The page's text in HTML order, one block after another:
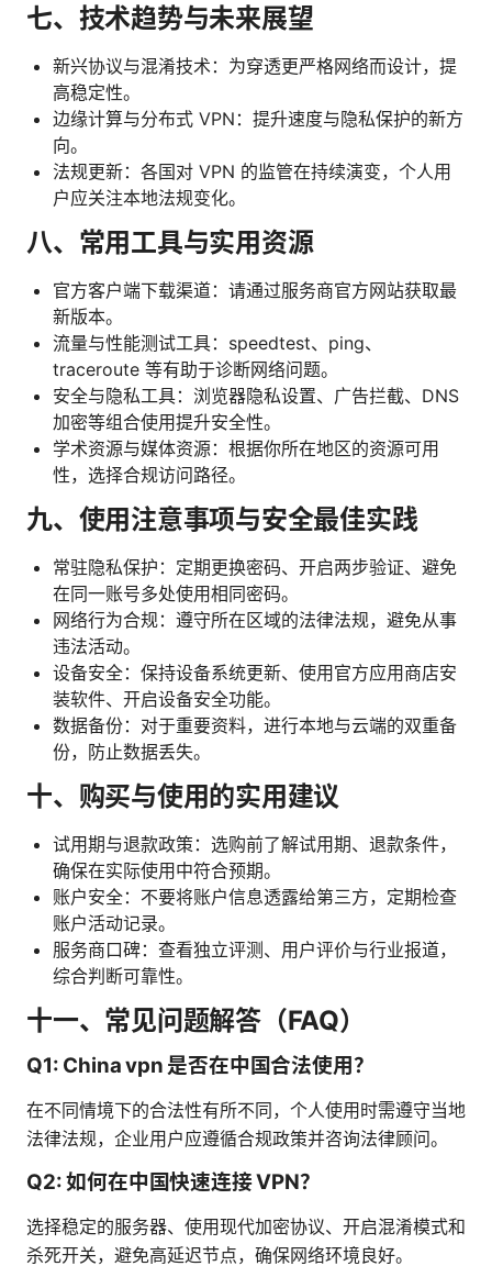
七、技术趋势与未来展望
新兴协议与混淆技术：为穿透更严格网络而设计，提
高稳定性。
边缘计算与分布式 VPN：提升速度与隐私保护的新方
向。
法规更新：各国对 VPN 的监管在持续演变，个人用
户应关注本地法规变化。
八、常用工具与实用资源
官方客户端下载渠道：请通过服务商官方网站获取最
新版本。
流量与性能测试工具：speedtest、ping、
traceroute 等有助于诊断网络问题。
安全与隐私工具：浏览器隐私设置、广告拦截、DNS
加密等组合使用提升安全性。
学术资源与媒体资源：根据你所在地区的资源可用
性，选择合规访问路径。
九、使用注意事项与安全最佳实践
常驻隐私保护：定期更换密码、开启两步验证、避免
在同一账号多处使用相同密码。
网络行为合规：遵守所在区域的法律法规，避免从事
违法活动。
设备安全：保持设备系统更新、使用官方应用商店安
装软件、开启设备安全功能。
数据备份：对于重要资料，进行本地与云端的双重备
份，防止数据丢失。
十、购买与使用的实用建议
试用期与退款政策：选购前了解试用期、退款条件，
确保在实际使用中符合预期。
账户安全：不要将账户信息透露给第三方，定期检查
账户活动记录。
服务商口碑：查看独立评测、用户评价与行业报道，
综合判断可靠性。
十一、常见问题解答（FAQ）
Q1: China vpn 是否在中国合法使用？
在不同情境下的合法性有所不同，个人使用时需遵守当地
法律法规，企业用户应遵循合规政策并咨询法律顾问。
Q2: 如何在中国快速连接 VPN？
选择稳定的服务器、使用现代加密协议、开启混淆模式和
杀死开关，避免高延迟节点，确保网络环境良好。